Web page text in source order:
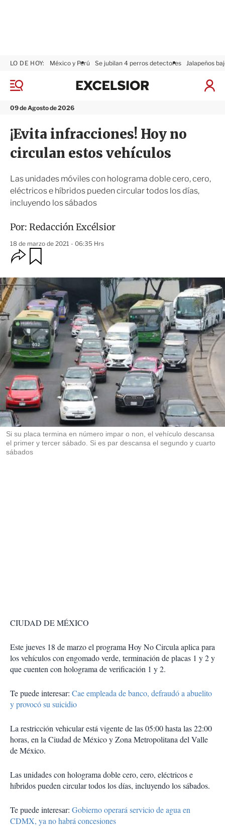
M
n
09 de Agosto de 2026
LO DE HOY: México y Perú Se jubilan 4 perros detectores Jalapeños
I
i
x
s
i
o
r
¡Evita infracciones! Hoy no
circulan estos vehículos
Las unidades móviles con holograma doble cero, cero,
eléctricos e híbridos pueden circular todos los días,
incluyendo los sábados
Por: Redacción Excélsior
18 de marzo de 2021 - 06:35 Hrs
O
p
i
o
n
e
s
d
e
c
o
m
p
a
r
t
i
r
d
a
r
Si su placa termina en número impar o non, el vehículo descansa
el primer y tercer sábado. Si es par descansa el segundo y cuarto
sábados
CIUDAD DE MÉXICO
Este jueves 18 de marzo el programa Hoy No Circula aplica para
los vehículos con engomado verde, terminación de placas 1 y 2 y
que cuenten con holograma de verificación 1 y 2.
Te puede interesar: Cae empleada de banco, defraudó a abuelito
y provocó su suicidio
La restricción vehicular está vigente de las 05:00 hasta las 22:00
horas, en la Ciudad de México y Zona Metropolitana del Valle
de México.
Las unidades con holograma doble cero, cero, eléctricos e
híbridos pueden circular todos los días, incluyendo los sábados.
Te puede interesar: Gobierno operará servicio de agua en
CDMX, ya no habrá concesiones